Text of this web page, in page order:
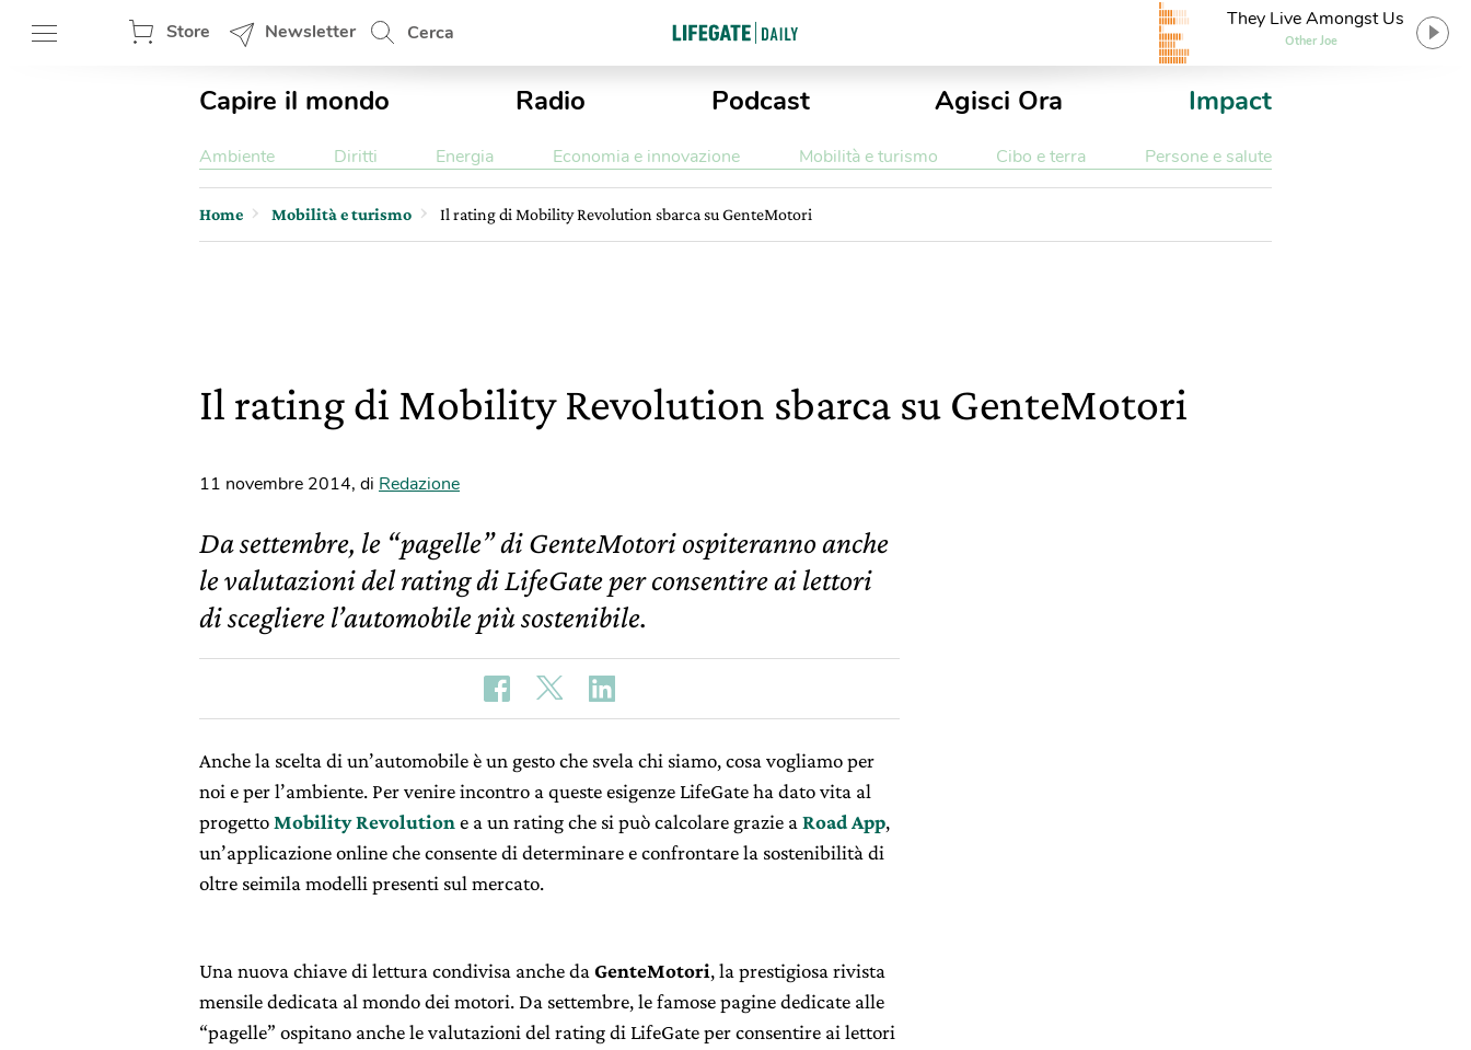
Store Newsletter Cerca
They Live Amongst Us
Other Joe
Capire il mondo Radio Podcast Agisci Ora Impact
Ambiente Diritti Energia Economia e innovazione Mobilità e turismo Cibo e terra Persone e salute
Home Mobilità e turismo Il rating di Mobility Revolution sbarca su GenteMotori
Il rating di Mobility Revolution sbarca su GenteMotori
11 novembre 2014, di Redazione
Da settembre, le “pagelle” di GenteMotori ospiteranno anche
le valutazioni del rating di LifeGate per consentire ai lettori
di scegliere l’automobile più sostenibile.
Anche la scelta di un’automobile è un gesto che svela chi siamo, cosa vogliamo per
noi e per l’ambiente. Per venire incontro a queste esigenze LifeGate ha dato vita al
progettoMobility Revolution e a un rating che si può calcolare grazie a Road App,
un’applicazione online che consente di determinare e confrontare la sostenibilità di
oltre seimila modelli presenti sul mercato.
Una nuova chiave di lettura condivisa anche da GenteMotori, la prestigiosa rivista
mensile dedicata al mondo dei motori. Da settembre, le famose pagine dedicate alle
“pagelle” ospitano anche le valutazioni del rating di LifeGate per consentire ai lettori